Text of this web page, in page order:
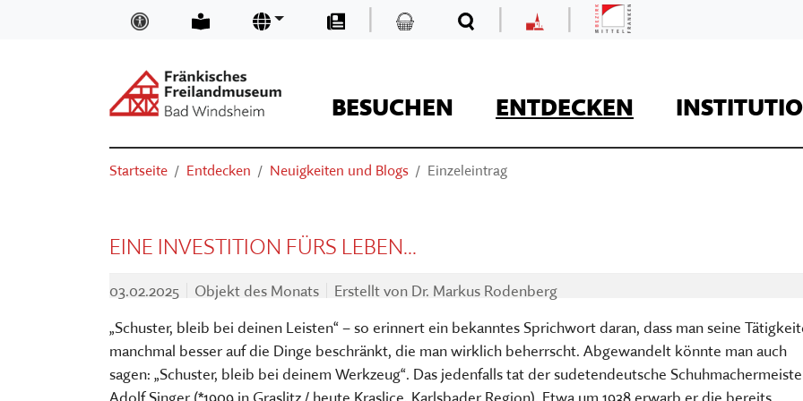
Zum Hauptinhalt springenInklusion und Barrierefreiheit
Leichte Sprache
Sprachen Presse
| Kaufladen | | Mittelfranken
BESUCHEN ENTDECKEN
BASIS-INFOS
ORIENTIEREN IM MUSEUM
VERANSTALTUNGEN
AUSSTELLUNGEN
Kaufladen
Der Onlineshop des
MUSEUM DIGITAL
KURSE
VORTRÄGE
THEATER, KINO & KONZERTE
Museum Kirche in
MUSEUM KIRCHE IN FRANKEN
FÖRDERVEREIN
STELLENANGEBOTE
MUSEUMSAUFGABEN
Museumsaufgaben
Startseite Entdecken Neuigkeiten und Blogs Einzeleintrag
EINE INVESTITION FÜRS LEBEN...
03.02.2025 Objekt des Monats Erstellt von Dr. Markus Rodenberg
„Schuster, bleib bei deinen Leisten“ – so erinnert ein bekanntes Sprichwort daran, dass man seine
manchmal besser auf die Dinge beschränkt, die man wirklich beherrscht. Abgewandelt könnte man auch
sagen: „Schuster, bleib bei deinem Werkzeug“. Das jedenfalls tat der sudetendeutsche
Adolf Singer (*1909 in Graslitz / heute Kraslice, Karlsbader Region). Etwa um 1938 erwarb er die bereits